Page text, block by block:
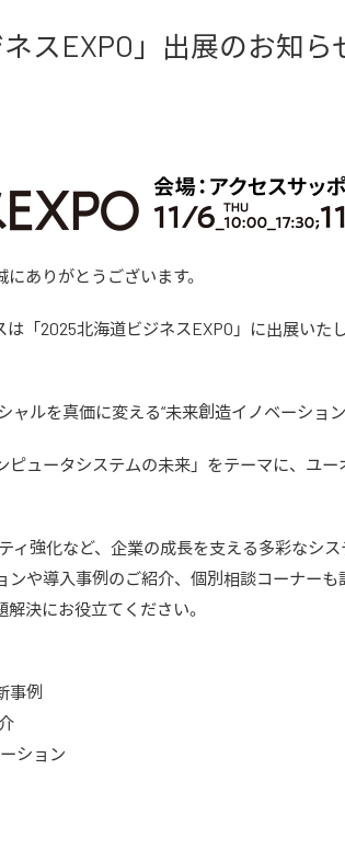
スEXPO」出展のお知ら
ありがとうございます。
「2025北海道ビジネスEXPO」に出展いたし
ャルを真価に変える“未来創造イノベーション
ピュータシステムの未来」をテーマに、ユ
ィ強化など、企業の成長を支える多彩なシス
や導入事例のご紹介、個別相談コーナーも
決にお役立てください。
事例
ション